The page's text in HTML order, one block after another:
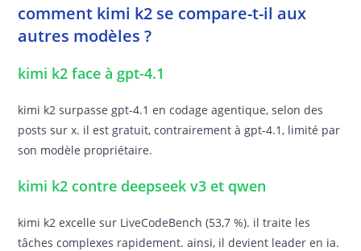
comment kimi k2 se compare-t-il aux
autres modèles ?
kimi k2 face à gpt-4.1
kimi k2 surpasse gpt-4.1 en codage agentique, selon des
posts sur x. il est gratuit, contrairement à gpt-4.1, limité par
son modèle propriétaire.
kimi k2 contre deepseek v3 et qwen
kimi k2 excelle sur LiveCodeBench (53,7 %). il traite les
tâches complexes rapidement. ainsi, il devient leader en ia.